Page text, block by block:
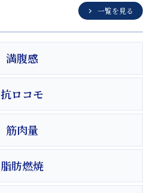
一覧を見る
満腹感
抗ロコモ
筋肉量
脂肪燃焼